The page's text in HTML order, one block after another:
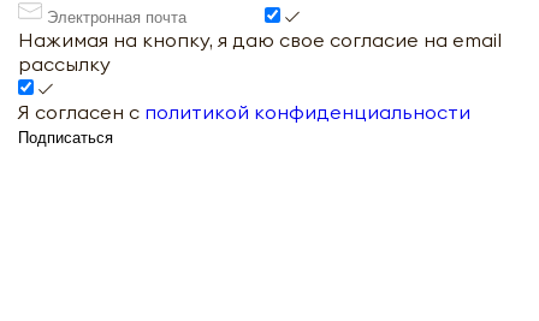
Нажимая на кнопку, я даю свое согласие на email
рассылку
Я согласен с политикой конфиденциальности
Подписаться